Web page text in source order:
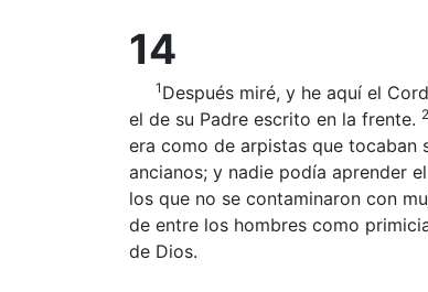
14
1 Después miré, y he aquí el
el de su Padre escrito en la frente. 2
era como de arpistas que tocaban
ancianos; y nadie podía aprender
los que no se contaminaron con
de entre los hombres como
de Dios.